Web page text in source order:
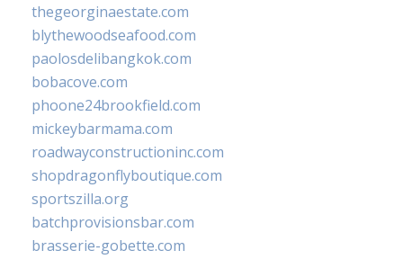
thegeorginaestate.com
blythewoodseafood.com
paolosdelibangkok.com
bobacove.com
phoone24brookfield.com
mickeybarmama.com
roadwayconstructioninc.com
shopdragonflyboutique.com
sportszilla.org
batchprovisionsbar.com
brasserie-gobette.com